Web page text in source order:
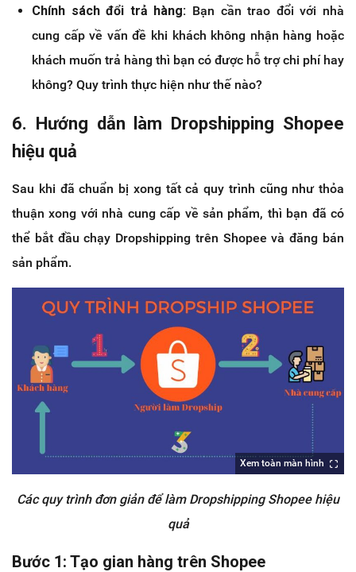
Chính sách đổi trả hàng: Bạn cần trao đổi với nhà
cung cấp về vấn đề khi khách không nhận hàng hoặc
khách muốn trả hàng thì bạn có được hỗ trợ chi phí hay
không? Quy trình thực hiện như thế nào?
6. Hướng dẫn làm Dropshipping Shopee
hiệu quả
Sau khi đã chuẩn bị xong tất cả quy trình cũng như thỏa
thuận xong với nhà cung cấp về sản phẩm, thì bạn đã có
thể bắt đầu chạy Dropshipping trên Shopee và đăng bán
sản phẩm.
Xem toàn màn hình
Các quy trình đơn giản để làm Dropshipping Shopee hiệu
quả
Bước 1: Tạo gian hàng trên Shopee